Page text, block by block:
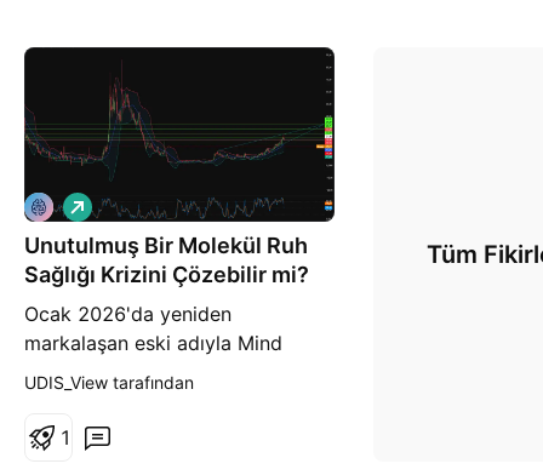
Unutulmuş Bir Molekül Ruh
Sağlığı Krizini Çözebilir mi?
Ocak 2026'da yeniden
markalaşan eski adıyla Mind
Medicine olan Definium
boyu karşılanmayan ihtiyaçları
A
l
ı
ş
UDIS_View tarafından
1
Tüm